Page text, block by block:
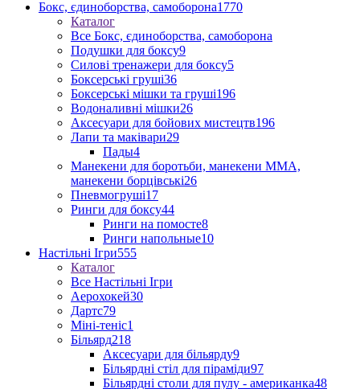
Бокс, єдиноборства, самоборона1770
Каталог
Все Бокс, єдиноборства, самоборона
Подушки для боксу9
Силові тренажери для боксу5
Боксерські груші36
Боксерські мішки та груші196
Водоналивні мішки26
Аксесуари для бойових мистецтв196
Лапи та маківари29
Пады4
Манекени для боротьби, манекени ММА,
манекени борцівські26
Пневмогруші17
Ринги для боксу44
Ринги на помосте8
Ринги напольные10
Настільні Ігри555
Каталог
Все Настільні Ігри
Аерохокей30
Дартс79
Міні-теніс1
Більярд218
Аксесуари для більярду9
Більярдні стіл для піраміди97
Більярдні столи для пулу - американка48